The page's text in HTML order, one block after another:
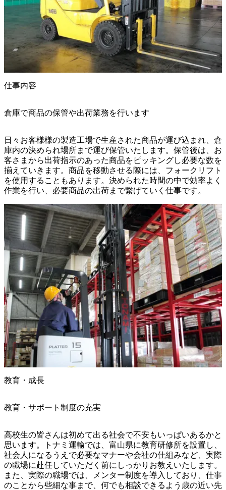
仕事内容
倉庫で商品の保管や出荷業務を行います
日々お客様様の製造工場で生産された商品が運び込まれ、倉
庫内の決められ場所まで運び保管いたします。保管後は、お
客さまから出荷指示のあった商品をピッキングし必要な数を
揃えていきます。商品を移動させる際には、フォークリフト
を使用することもあります。決められた時間の中で効率よく
作業を行い、必要商品の出荷まで繋げていく仕事です。
教育・成長
教育・サポート制度の充実
高校生の皆さんは初めて出る社会で不安もいっぱいあるかと
思います。トナミ運輸では、富山県に教育研修所を設置し、
社会人になるうえで必要なマナーや会社の仕組みなど、実際
の職場に赴任していただく前にしっかりお教えいたします。
また、実際の職場では、メンター制度を導入しており、仕事
のことから些細な事まで、何でも相談できるよう歳の近い先